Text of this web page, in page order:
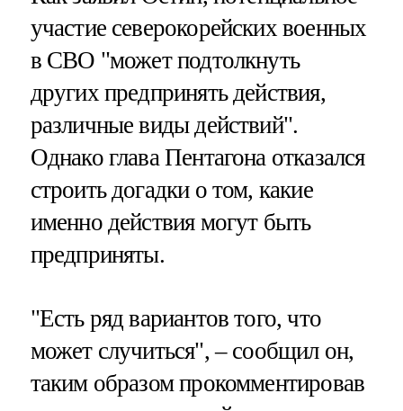
участие северокорейских военных
в СВО "может подтолкнуть
других предпринять действия,
различные виды действий".
Однако глава Пентагона отказался
строить догадки о том, какие
именно действия могут быть
предприняты.
"Есть ряд вариантов того, что
может случиться", – сообщил он,
таким образом прокомментировав